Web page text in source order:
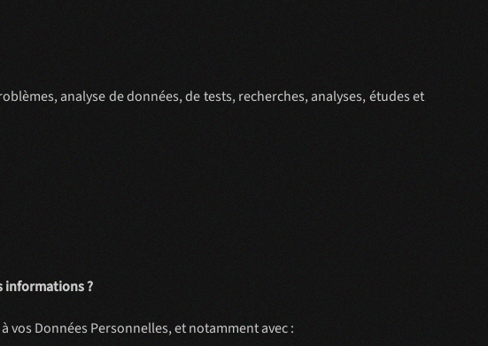
analyse de données, de tests, recherches, analyses, études et
informations ?
Données Personnelles, et notamment avec :